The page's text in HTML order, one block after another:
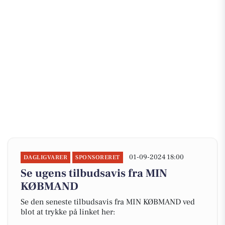
DAGLIGVARER SPONSORERET 01-09-2024 18:00
Se ugens tilbudsavis fra MIN
KØBMAND
Se den seneste tilbudsavis fra MIN KØBMAND ved
blot at trykke på linket her: